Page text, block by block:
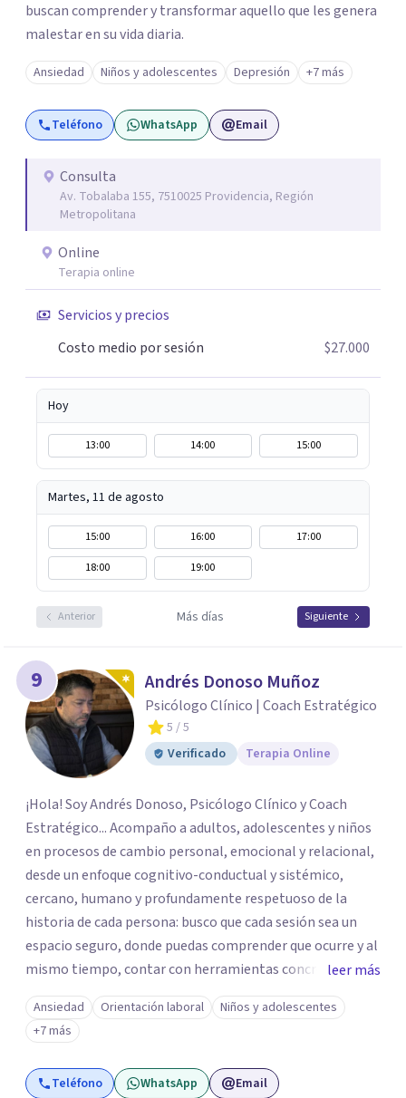
buscan comprender y transformar aquello que les genera
malestar en su vida diaria.
Ansiedad Niños y adolescentes Depresión +7 más
Teléfono WhatsApp Email
Consulta
Av. Tobalaba 155, 7510025 Providencia, Región
Metropolitana
Online
Terapia online
Servicios y precios
Costo medio por sesión
$27.000
Hoy
13:00 14:00 15:00
Martes, 11 de agosto
15:00 16:00
17:00
18:00
19:00
Anterior Más días Siguiente
9 Andrés Donoso Muñoz
Psicólogo Clínico | Coach Estratégico
5 / 5
Verificado
Terapia Online
¡Hola! Soy Andrés Donoso, Psicólogo Clínico y Coach
Estratégico... Acompaño a adultos, adolescentes y niños
en procesos de cambio personal, emocional y relacional,
desde un enfoque cognitivo-conductual y sistémico,
cercano, humano y profundamente respetuoso de la
historia de cada persona: busco que cada sesión sea un
espacio seguro, donde puedas comprender que ocurre y al
mismo tiempo, contar con herramientas concretar para
avanzar... Creo profundamente en la resiliencia y en la
capacidad que todos tenemos de crecer incluso en
momentos difíciles Si quieres comenzar tu proceso de
cambio, estaré encantado de acompañarte! Puedes
escribirme para coordinar una primera sesión
leer más
Ansiedad Orientación laboral
Niños y adolescentes
+7 más
Teléfono WhatsApp Email